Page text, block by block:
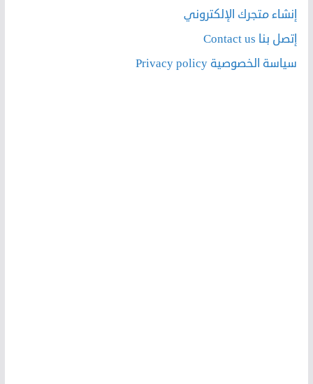
إنشاء متجرك الإلكتروني
إتصل بنا Contact us
سياسة الخصوصية Privacy policy